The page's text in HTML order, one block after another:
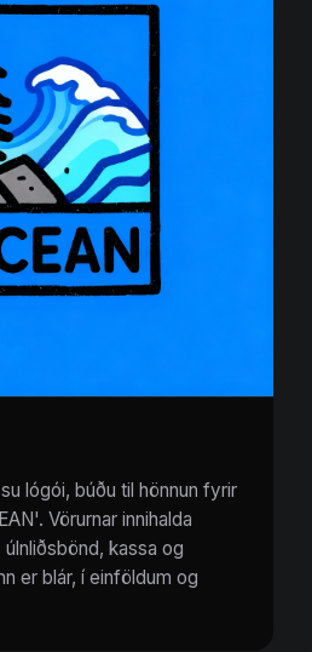
lógói, búðu til hönnun fyrir
Vörurnar innihalda
kassa og
er blár, í einföldum og